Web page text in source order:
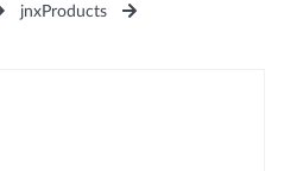
jnxProducts